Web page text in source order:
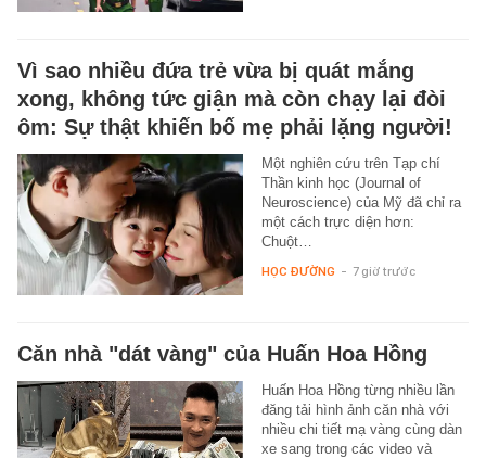
Vì sao nhiều đứa trẻ vừa bị quát mắng
xong, không tức giận mà còn chạy lại đòi
ôm: Sự thật khiến bố mẹ phải lặng người!
Một nghiên cứu trên Tạp chí
Thần kinh học (Journal of
Neuroscience) của Mỹ đã chỉ ra
một cách trực diện hơn:
Chuột…
HỌC ĐƯỜNG - 7 giờ trước
Căn nhà "dát vàng" của Huấn Hoa Hồng
Huấn Hoa Hồng từng nhiều lần
đăng tải hình ảnh căn nhà với
nhiều chi tiết mạ vàng cùng dàn
xe sang trong các video và